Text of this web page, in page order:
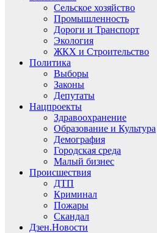
Сельское хозяйство
Промышленность
Дороги и Транспорт
Экология
ЖКХ и Строительство
Политика
Выборы
Законы
Депутаты
Нацпроекты
Здравоохранение
Образование и Культура
Демография
Городская среда
Малый бизнес
Происшествия
ДТП
Криминал
Пожары
Скандал
Дзен.Новости